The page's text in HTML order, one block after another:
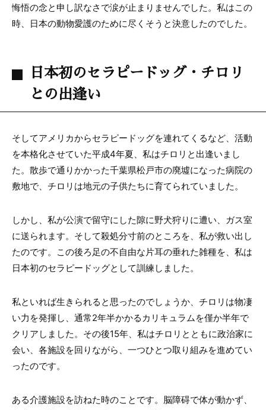
悔悟の念と申し訳なさで涙が止まりませんでした。私はこの
時、日本の動物愛護のために尽くそうと決意したのでした。
日本初のセラピードッグ・チロリ
との出逢い
そしてアメリカからセラピードッグを連れてくるなど、活動
を本格化させていた平成4年夏、私はチロリと出逢いまし
た。散歩で通りかかった千葉県松戸市の廃墟になった病院の
敷地で、チロリは地元の子供たちに育てられていました。
しかし、私が公演で留守にした隙に野犬狩りに遭い、ガス室
に送られます。そして殺処分寸前のところを、私が救い出し
たのです。この後ろ足の不自由な片耳の垂れた雑種を、私は
日本初のセラピードッグとして訓練しました。
私といれば生きられると思ったのでしょうか、チロリは物凄
い力を発揮し、通常2年半かかるカリキュラムを僅か半年で
クリアしました。その後15年、私はチロリとともに政治家に
会い、各施設を回りながら、一つひとつ取り組みを進めてい
ったのです。
ある介護施設を訪ねた時のことです。脳障碍で体が動かず、